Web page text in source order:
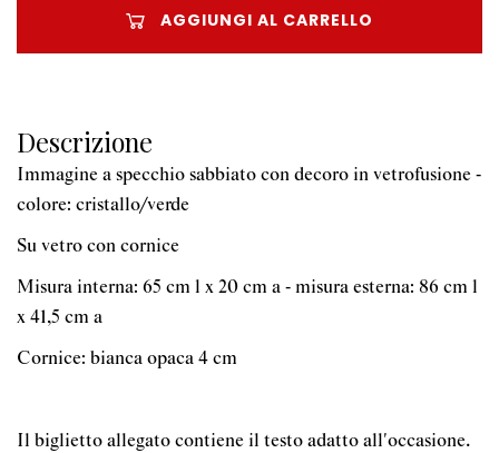
AGGIUNGI AL CARRELLO
Descrizione
Immagine a specchio sabbiato con decoro in vetrofusione -
colore: cristallo/verde
Su vetro con cornice
Misura interna: 65 cm l x 20 cm a - misura esterna: 86 cm l
x 41,5 cm a
Cornice: bianca opaca 4 cm
Il biglietto allegato contiene il testo adatto all'occasione.